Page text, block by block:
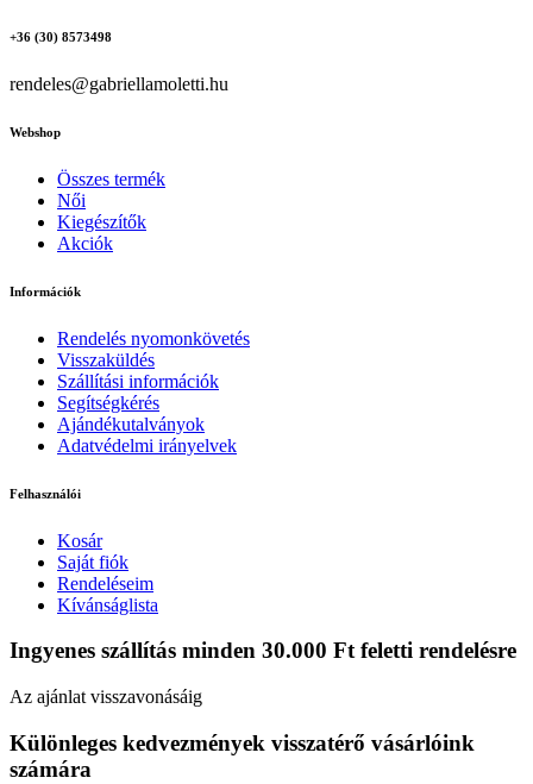
+36 (30) 8573498
rendeles@gabriellamoletti.hu
Webshop
Összes termék
Női
Kiegészítők
Akciók
Információk
Rendelés nyomonkövetés
Visszaküldés
Szállítási információk
Segítségkérés
Ajándékutalványok
Adatvédelmi irányelvek
Felhasználói
Kosár
Saját fiók
Rendeléseim
Kívánságlista
Ingyenes szállítás minden 30.000 Ft feletti rendelésre
Az ajánlat visszavonásáig
Különleges kedvezmények visszatérő vásárlóink
számára